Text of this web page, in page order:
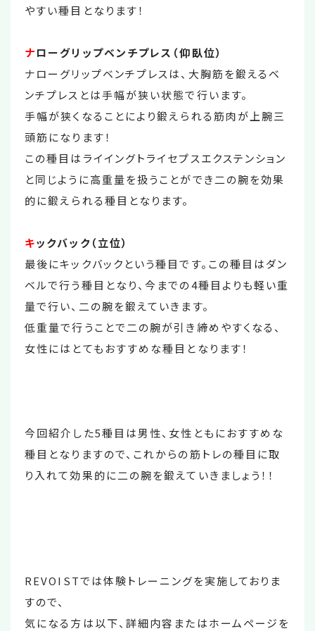
やすい種目となります！
ナローグリップベンチプレス（仰臥位）
ナローグリップベンチプレスは、大胸筋を鍛えるベ
ンチプレスとは手幅が狭い状態で行います。
手幅が狭くなることにより鍛えられる筋肉が上腕三
頭筋になります！
この種目はライイングトライセプスエクステンション
と同じように高重量を扱うことができ二の腕を効果
的に鍛えられる種目となります。
キックバック（立位）
最後にキックバックという種目です。この種目はダン
ベルで行う種目となり、今までの4種目よりも軽い重
量で行い、二の腕を鍛えていきます。
低重量で行うことで二の腕が引き締めやすくなる、
女性にはとてもおすすめな種目となります！
今回紹介した5種目は男性、女性ともにおすすめな
種目となりますので、これからの筋トレの種目に取
り入れて効果的に二の腕を鍛えていきましょう！！
REVOISTでは体験トレーニングを実施しておりま
すので、
気になる方は以下、詳細内容またはホームページを